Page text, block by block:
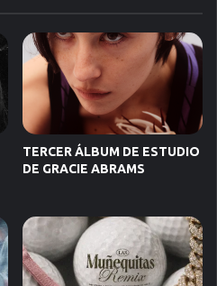
TERCER ÁLBUM DE ESTUDIO
DE GRACIE ABRAMS